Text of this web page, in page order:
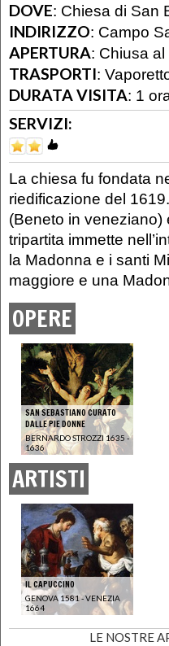
DOVE: Chiesa di San
INDIRIZZO: Campo
APERTURA: Chiusa
TRASPORTI:
DURATA VISITA: 1
SERVIZI:
La chiesa fu fondata
riedificazione del
(Beneto in
tripartita immette
la Madonna e i santi
maggiore e una
OPERE
SAN SEBASTIANO CURATO
DALLE PIE DONNE
BERNARDO STROZZI 1635 -
1636
ARTISTI
IL CAPUCCINO
GENOVA 1581 - VENEZIA
1664
LE NOSTRE